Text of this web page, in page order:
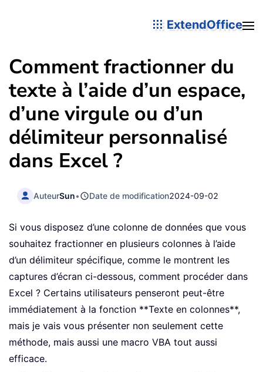
ExtendOffice
Comment fractionner du
texte à l’aide d’un espace,
d’une virgule ou d’un
délimiteur personnalisé
dans Excel ?
AuteurSun• Date de modification2024-09-02
Si vous disposez d’une colonne de données que vous
souhaitez fractionner en plusieurs colonnes à l’aide
d’un délimiteur spécifique, comme le montrent les
captures d’écran ci-dessous, comment procéder dans
Excel ? Certains utilisateurs penseront peut-être
immédiatement à la fonction **Texte en colonnes**,
mais je vais vous présenter non seulement cette
méthode, mais aussi une macro VBA tout aussi
efficace.